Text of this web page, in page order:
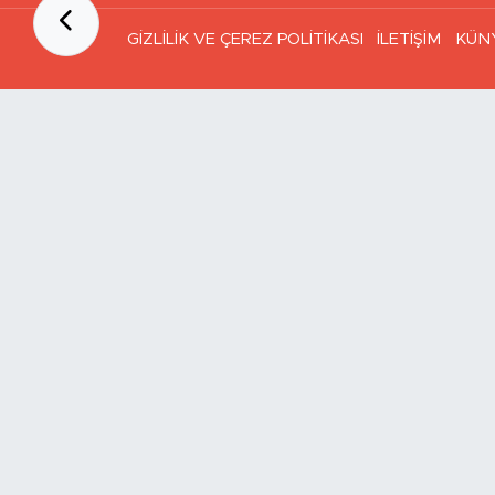
GİZLİLİK VE ÇEREZ POLİTİKASI İLETİŞİM